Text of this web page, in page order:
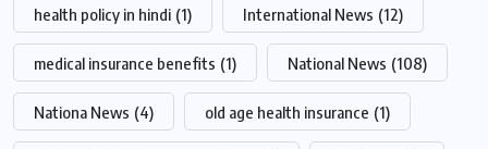
health policy in hindi (1) International News (12)
medical insurance benefits (1) National News (108)
Nationa News (4) old age health insurance (1)